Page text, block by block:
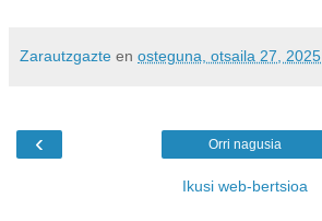
Zarautzgazte en osteguna, otsaila 27, 2025
‹ Orri nagusia
Ikusi web-bertsioa